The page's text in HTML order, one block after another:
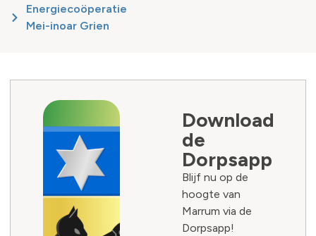
Energiecoöperatie
Mei-inoar Grien
Download
de
Dorpsapp
Blijf nu op de
hoogte van
Marrum via de
Dorpsapp!